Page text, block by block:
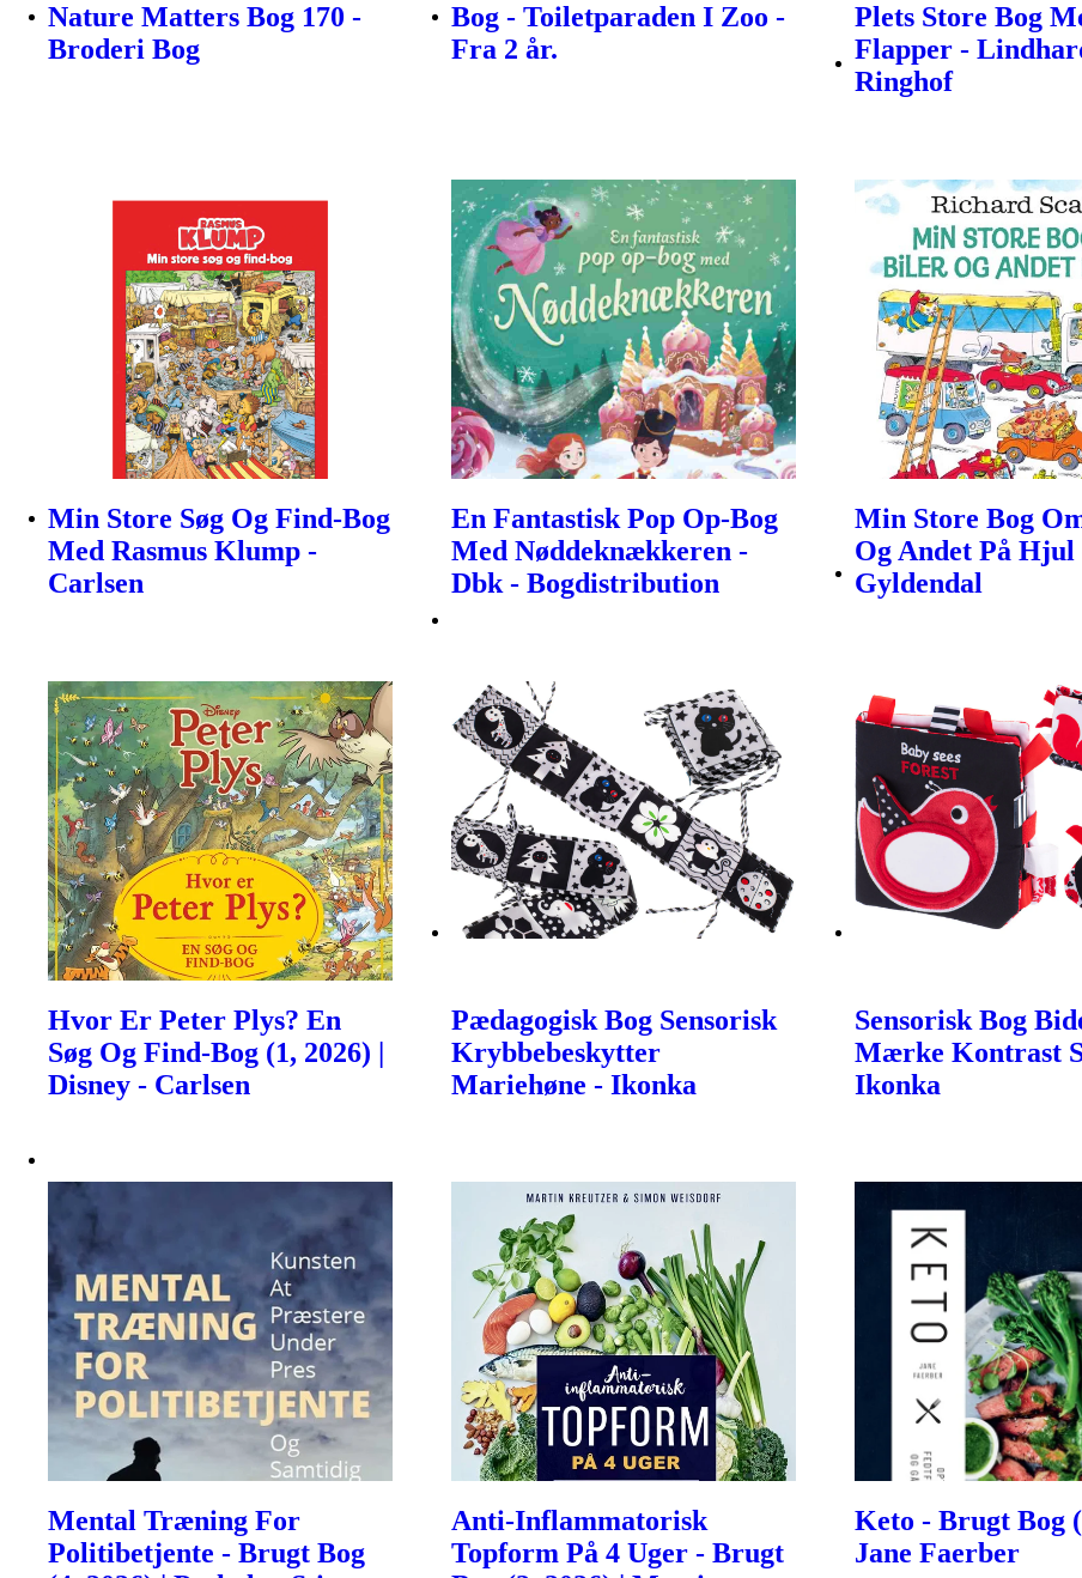
Nature Matters Bog 170 -
Broderi Bog
Bog - Toiletparaden I Zoo -
Fra 2 år.
Plets Store Bog
Flapper -
Ringhof
Min Store Søg Og Find-Bog
Med Rasmus Klump -
Carlsen
En Fantastisk Pop Op-Bog
Med Nøddeknækkeren -
Dbk - Bogdistribution
Min Store Bog
Og Andet På Hjul
Gyldendal
Hvor Er Peter Plys? En
Søg Og Find-Bog (1, 2026) |
Disney - Carlsen
Pædagogisk Bog Sensorisk
Krybbebeskytter
Mariehøne - Ikonka
Sensorisk Bog
Mærke Kontrast
Ikonka
Mental Træning For
Politibetjente - Brugt Bog
Anti-Inflammatorisk
Topform På 4 Uger - Brugt
Keto - Brugt Bog
Jane Faerber